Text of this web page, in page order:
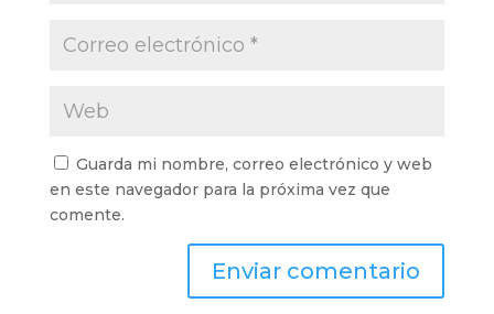
Guarda mi nombre, correo electrónico y web
en este navegador para la próxima vez que
comente.